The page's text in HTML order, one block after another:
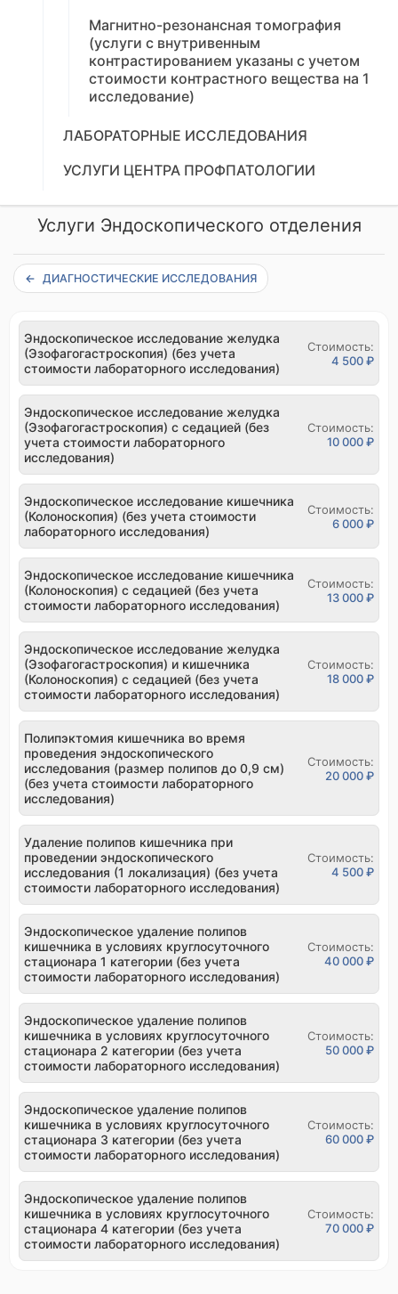
Магнитно-резонансная томография
(услуги с внутривенным
контрастированием указаны с учетом
стоимости контрастного вещества на 1
исследование)
ЛАБОРАТОРНЫЕ ИССЛЕДОВАНИЯ
УСЛУГИ ЦЕНТРА ПРОФПАТОЛОГИИ
Услуги Эндоскопического отделения
ДИАГНОСТИЧЕСКИЕ ИССЛЕДОВАНИЯ
Эндоскопическое исследование желудка
(Эзофагогастроскопия) (без учета
стоимости лабораторного исследования)
Стоимость:
4 500 ₽
Эндоскопическое исследование желудка
(Эзофагогастроскопия) с седацией (без
учета стоимости лабораторного
исследования)
Стоимость:
10 000 ₽
Эндоскопическое исследование кишечника
(Колоноскопия) (без учета стоимости
лабораторного исследования)
Стоимость:
6 000 ₽
Эндоскопическое исследование кишечника
(Колоноскопия) с седацией (без учета
стоимости лабораторного исследования)
Стоимость:
13 000 ₽
Эндоскопическое исследование желудка
(Эзофагогастроскопия) и кишечника
(Колоноскопия) с седацией (без учета
стоимости лабораторного исследования)
Стоимость:
18 000 ₽
Полипэктомия кишечника во время
проведения эндоскопического
исследования (размер полипов до 0,9 см)
(без учета стоимости лабораторного
исследования)
Стоимость:
20 000 ₽
Удаление полипов кишечника при
проведении эндоскопического
исследования (1 локализация) (без учета
стоимости лабораторного исследования)
Стоимость:
4 500 ₽
Эндоскопическое удаление полипов
кишечника в условиях круглосуточного
стационара 1 категории (без учета
стоимости лабораторного исследования)
Стоимость:
40 000 ₽
Эндоскопическое удаление полипов
кишечника в условиях круглосуточного
стационара 2 категории (без учета
стоимости лабораторного исследования)
Стоимость:
50 000 ₽
Эндоскопическое удаление полипов
кишечника в условиях круглосуточного
стационара 3 категории (без учета
стоимости лабораторного исследования)
Стоимость:
60 000 ₽
Эндоскопическое удаление полипов
кишечника в условиях круглосуточного
стационара 4 категории (без учета
стоимости лабораторного исследования)
Стоимость:
70 000 ₽